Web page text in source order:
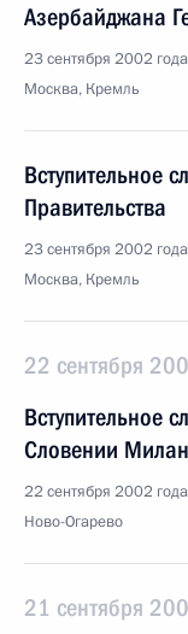
Азербайджана
23 сентября 2002
Москва, Кремль
Вступительное
Правительства
23 сентября 2002
Москва, Кремль
22 сентября
Вступительное
Словении
22 сентября 2002
Ново-Огарево
21 сентября